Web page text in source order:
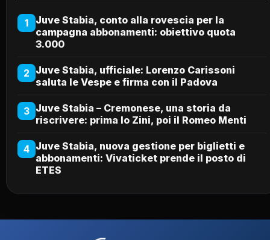
1
Juve Stabia, conto alla rovescia per la
campagna abbonamenti: obiettivo quota
3.000
2 Juve Stabia, ufficiale: Lorenzo Carissoni
saluta le Vespe e firma con il Padova
3 Juve Stabia – Cremonese, una storia da
riscrivere: prima lo Zini, poi il Romeo Menti
4 Juve Stabia, nuova gestione per biglietti e
abbonamenti: Vivaticket prende il posto di
ETES